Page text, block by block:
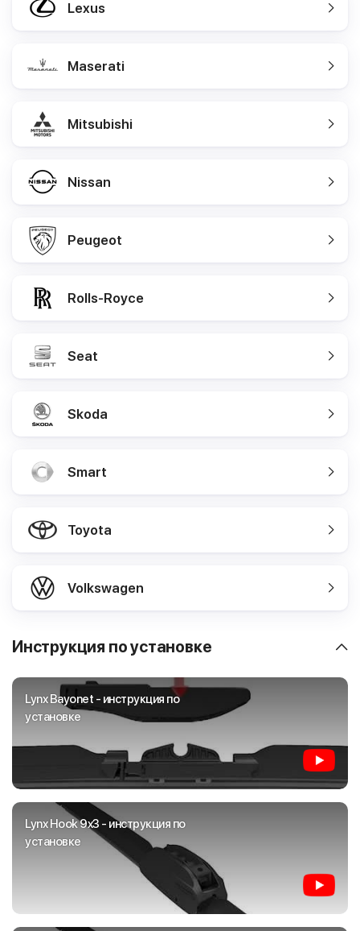
Lexus
Maserati
Mitsubishi
Nissan
Peugeot
Rolls-Royce
Seat
Skoda
Smart
Toyota
Volkswagen
Инструкция по установке
Lynx Bayonet - инструкция по
установке
Lynx Hook 9x3 - инструкция по
установке